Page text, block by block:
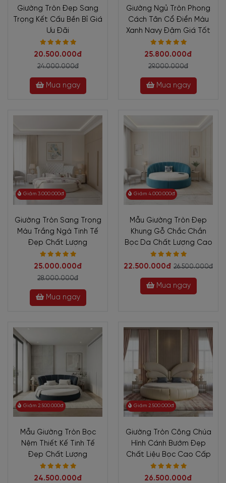
Giường Tròn Đẹp Sang
Trọng Kết Cấu Bền Bỉ Giá
Ưu Đãi
20.500.000đ
24.000.000đ
Mua ngay
Giường Ngủ Tròn Phong
Cách Tân Cổ Điển Màu
Xanh Navy Đậm Giá Tốt
25.800.000đ
29.000.000đ
Mua ngay
Giảm 3.000.000đ
Giường Tròn Sang Trọng
Màu Trắng Ngà Tinh Tế
Đẹp Chất Lượng
25.000.000đ
28.000.000đ
Mua ngay
Giảm 4.000.000đ
Mẫu Giường Tròn Đẹp
Khung Gỗ Chắc Chắn
Bọc Da Chất Lượng Cao
22.500.000đ 26.500.000đ
Mua ngay
Giảm 2.500.000đ
Mẫu Giường Tròn Bọc
Nệm Thiết Kế Tinh Tế
Đẹp Chất Lượng
24.500.000đ
Giảm 2.500.000đ
Giường Tròn Công Chúa
Hình Cánh Bướm Đẹp
Chất Liệu Bọc Cao Cấp
26.500.000đ